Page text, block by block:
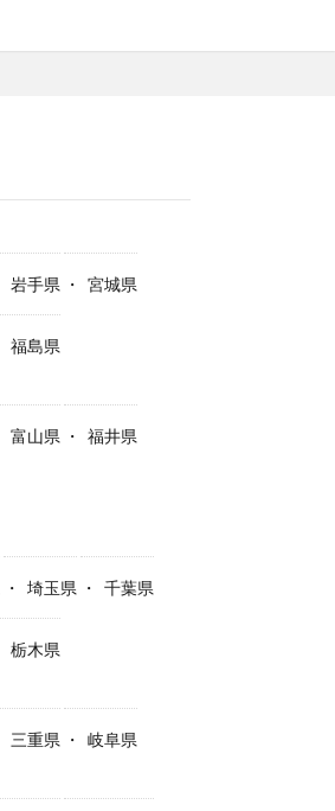
岩手県 宮城県
福島県
富山県 福井県
埼玉県 千葉県
栃木県
三重県
岐阜県